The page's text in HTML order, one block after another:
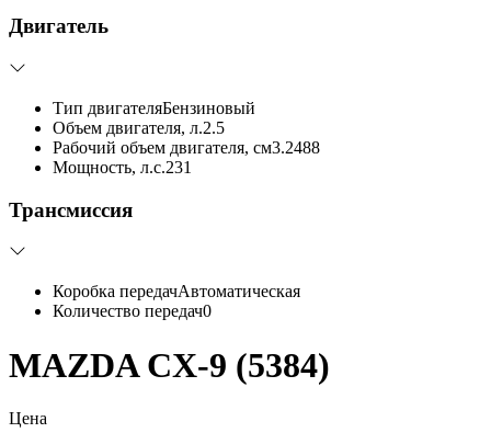
Двигатель
Тип двигателяБензиновый
Объем двигателя, л.2.5
Рабочий объем двигателя, см3.2488
Мощность, л.с.231
Трансмиссия
Коробка передачАвтоматическая
Количество передач0
MAZDA CX-9 (5384)
Цена